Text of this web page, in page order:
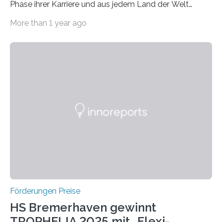
Phase ihrer Karriere und aus jedem Land der Welt
Leben gerufen, um die bemerkenswertesten
Foundation, des BIAL Award in Biomedicine ist in
More than 1 year ago
Förderungen Preise
HS Bremerhaven gewinnt